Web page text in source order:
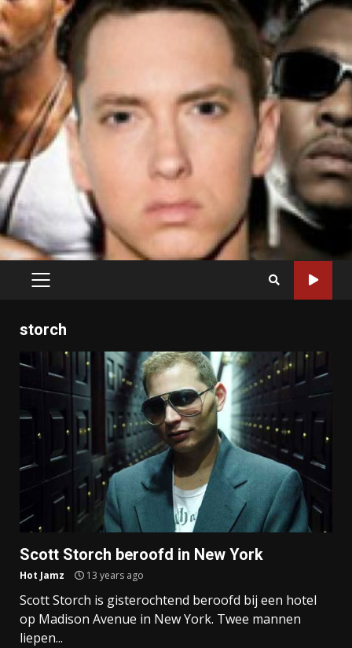
PRIMARY
storch
Scott Storch beroofd in New York
Hot Jamz 13 years ago
Scott Storch is gisterochtend beroofd bij een hotel
op Madison Avenue in New York. Twee mannen
liepen...